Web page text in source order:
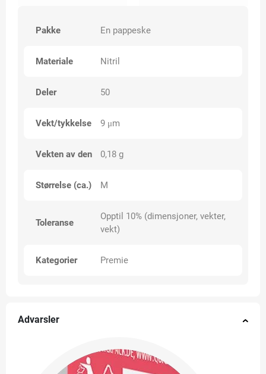
Pakke En pappeske
Materiale Nitril
Deler 50
Vekt/tykkelse 9 μm
Vekten av den 0,18 g
Størrelse (ca.) M
Toleranse
Opptil 10% (dimensjoner, vekter,
vekt)
Kategorier Premie
Advarsler